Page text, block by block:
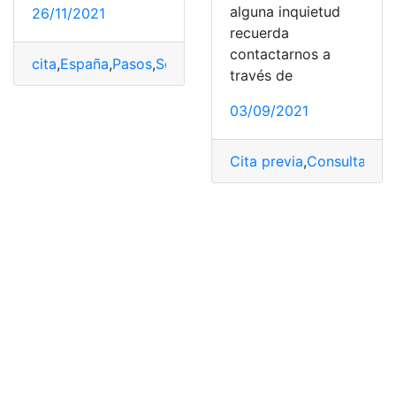
26/11/2021
cita,España,Pasos,Sef solicitar
alguna inquietud
recuerda
contactarnos a
través de
03/09/2021
Cita previa,Consulta